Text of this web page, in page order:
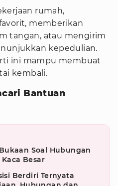
rumah,
memberikan
tangan, atau mengirim
kepedulian.
ini mampu membuat
kembali.
Bantuan
Soal Hubungan
Besar
Berdiri Ternyata